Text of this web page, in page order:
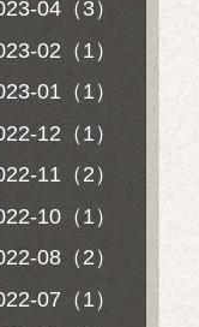
04（3）
02（1）
01（1）
12（1）
11（2）
10（1）
08（2）
07（1）